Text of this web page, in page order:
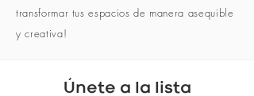
transformar tus espacios de manera asequible
y creativa!
Únete a la lista